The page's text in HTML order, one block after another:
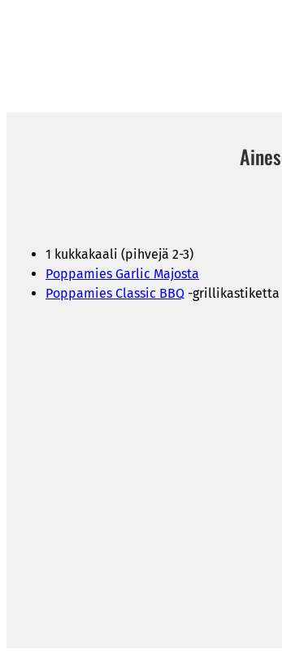
1 kukkakaali (pihvejä 2-3)
Poppamies Garlic Majosta
Poppamies Classic BBQ -grillikastiketta